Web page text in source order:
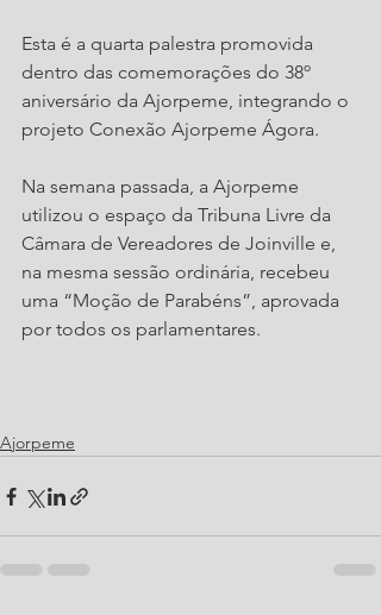
Esta é a quarta palestra promovida
dentro das comemorações do 38º
aniversário da Ajorpeme, integrando o
projeto Conexão Ajorpeme Ágora.
Na semana passada, a Ajorpeme
utilizou o espaço da Tribuna Livre da
Câmara de Vereadores de Joinville e,
na mesma sessão ordinária, recebeu
uma “Moção de Parabéns”, aprovada
por todos os parlamentares.
Ajorpeme